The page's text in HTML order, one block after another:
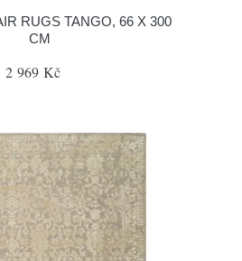
RUGS TANGO, 66 X 300
CM
2 969 Kč